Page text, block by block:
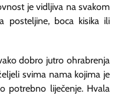
je vidljiva na svakom
posteljine, boca kisika ili
dobro jutro ohrabrenja
svima nama kojima je
potrebno liječenje. Hvala